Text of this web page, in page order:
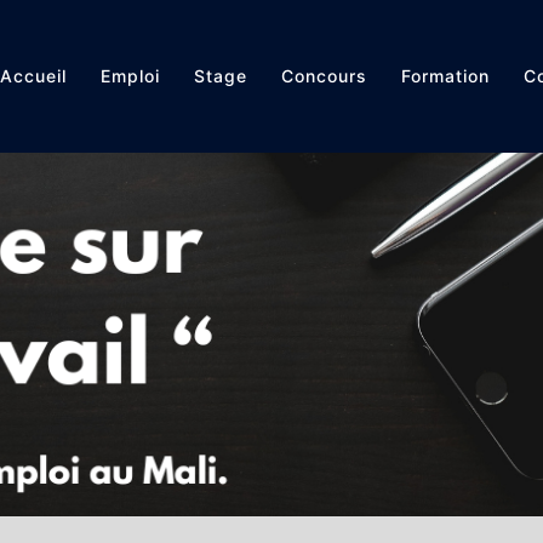
Accueil Emploi Stage Concours Formation